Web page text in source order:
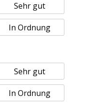
Sehr gut
In Ordnung
Sehr gut
In Ordnung